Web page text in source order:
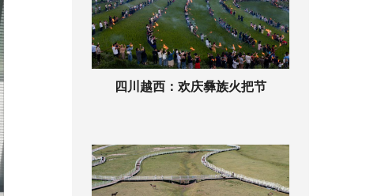
四川越西：欢庆彝族火把节